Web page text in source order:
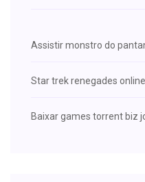
Assistir monstro do
Star trek renegades
Baixar games torrent biz